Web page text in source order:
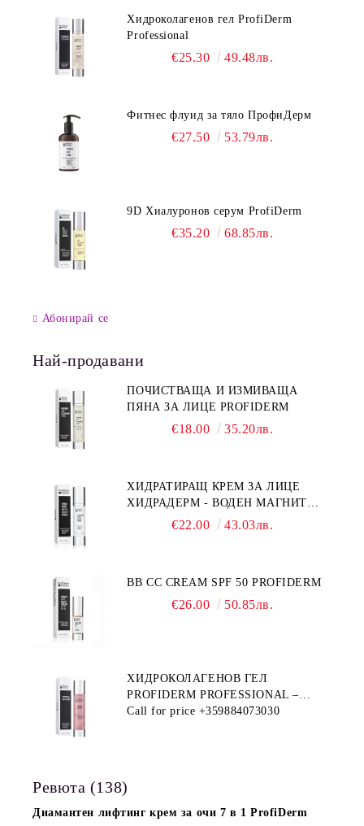
Хидроколагенов гел ProfiDerm
Professional
€25.30 49.48лв.
Фитнес флуид за тяло ПрофиДерм
€27.50 53.79лв.
9D Хиалуронов серум ProfiDerm
€35.20 68.85лв.
Абонирай се
Най-продавани
ПОЧИСТВАЩА И ИЗМИВАЩА
ПЯНА ЗА ЛИЦЕ PROFIDERM
€18.00 35.20лв.
ХИДРАТИРАЩ КРЕМ ЗА ЛИЦЕ
ХИДРАДЕРМ - ВОДЕН МАГНИТ
PROFIDERM€22.00 43.03лв.
BB CC CREAM SPF 50 PROFIDERM
€26.00 50.85лв.
ХИДРОКОЛАГЕНОВ ГЕЛ
PROFIDERM PROFESSIONAL –
ПРОДУКТ ЗА ДЪЛБОКА
Call for price +359884073030
Ревюта (138)
Диамантен лифтинг крем за очи 7 в 1 ProfiDerm